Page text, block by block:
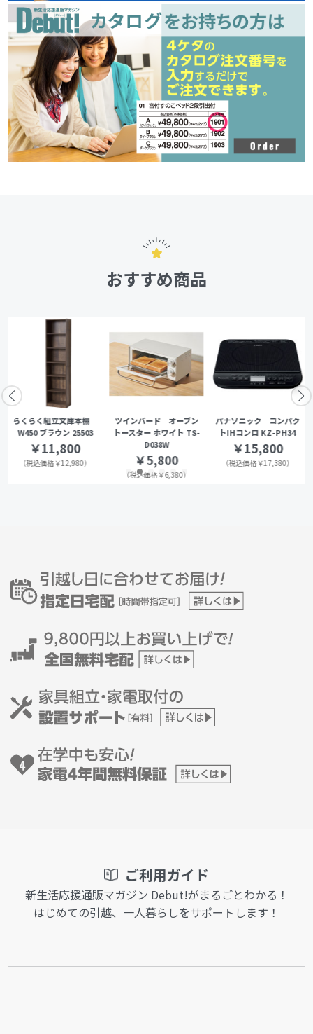
おすすめ商品
らくらく組立文庫本棚
W450 ブラウン 25503
￥11,800
（税込価格￥12,980）
ツインバード オーブン
トースター ホワイト TS-
D038W
￥5,800
（税込価格￥6,380）
パナソニック コンパク
トIHコンロ KZ-PH34
￥15,800
（税込価格￥17,380）
ご利用ガイド
新生活応援通販マガジン Debut!がまるごとわかる！
はじめての引越、一人暮らしをサポートします！